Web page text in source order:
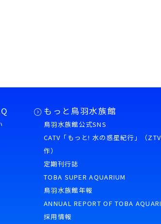
もっと鳥羽水族館
鳥羽水族館公式SNS
CATV「もっと! 水の惑星紀行」（
作）
定期刊行誌
TOBA SUPER AQUARIUM
鳥羽水族館年報
ANNUAL REPORT OF TOBA
採用情報